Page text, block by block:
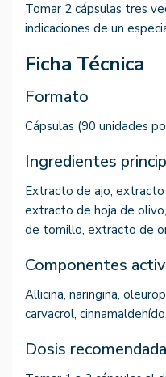
Tomar 2 cápsulas tres
indicaciones de un
Ficha Técnica
Formato
Cápsulas (90 unidades
Ingredientes
Extracto de ajo,
extracto de hoja de
de tomillo, extracto de
Componentes
Allicina, naringina,
carvacrol, cinnamaldehído.
Dosis recomendada